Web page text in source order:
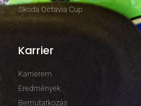
Skoda Octavia Cup
Karrier
Karrierem
Eredmények
Bemutatkozás